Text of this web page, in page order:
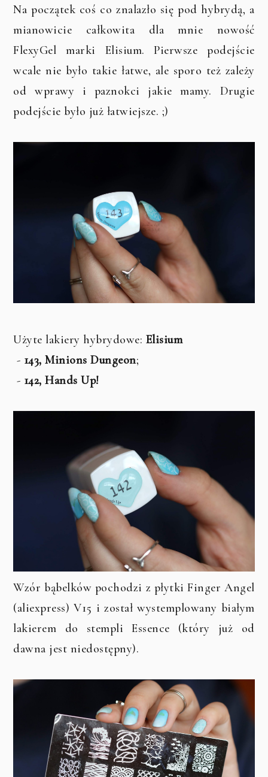
Na początek coś co znalazło się pod hybrydą, a
mianowicie całkowita dla mnie nowość
FlexyGel marki Elisium. Pierwsze podejście
wcale nie było takie łatwe, ale sporo też zależy
od wprawy i paznokci jakie mamy. Drugie
podejście było już łatwiejsze. ;)
Użyte lakiery hybrydowe: Elisium
- 143, Minions Dungeon;
- 142, Hands Up!
Wzór bąbelków pochodzi z płytki Finger Angel
(aliexpress) V15 i został wystemplowany białym
lakierem do stempli Essence (który już od
dawna jest niedostępny).